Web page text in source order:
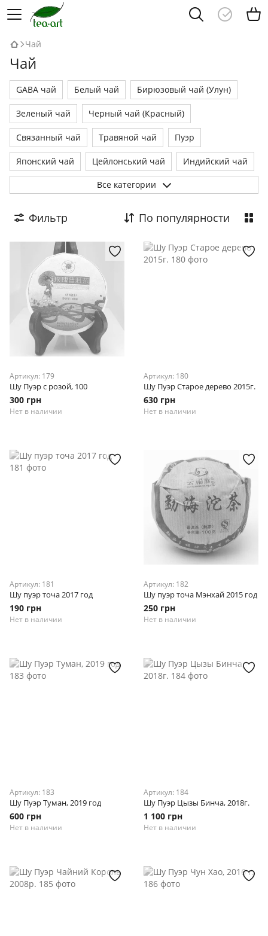
Чай
Чай
GABA чай Белый чай Бирюзовый чай (Улун)
Зеленый чай Черный чай (Красный)
Связанный чай Травяной чай Пуэр
Японский чай Цейлонський чай Индийский чай
Чайные наборы
Все категории
Фильтр По популярности
Артикул: 179
Шу Пуэр с розой, 100
300 грн
Нет в наличии
Артикул: 180
Шу Пуэр Старое дерево 2015г.
630 грн
Нет в наличии
Артикул: 181
Шу пуэр точа 2017 год
190 грн
Нет в наличии
Артикул: 182
Шу пуэр точа Мэнхай 2015 год
250 грн
Нет в наличии
Артикул: 183
Шу Пуэр Туман, 2019 год
600 грн
Нет в наличии
Артикул: 184
Шу Пуэр Цызы Бинча, 2018г.
1 100 грн
Нет в наличии